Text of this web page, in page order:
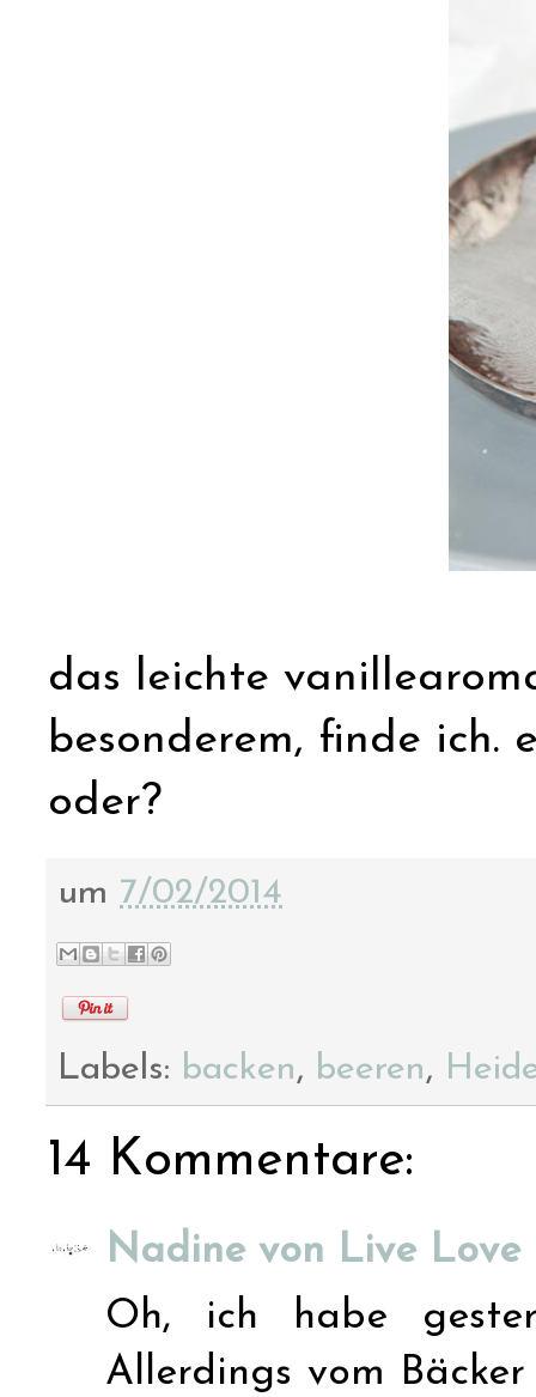
das leichte
besonderem, finde ich.
oder?
um 7/02/2014
Labels: backen, beeren,
14 Kommentare:
Nadine von Live Love
Oh, ich habe
Allerdings vom